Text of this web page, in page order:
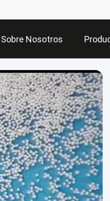
Sobre Nosotros